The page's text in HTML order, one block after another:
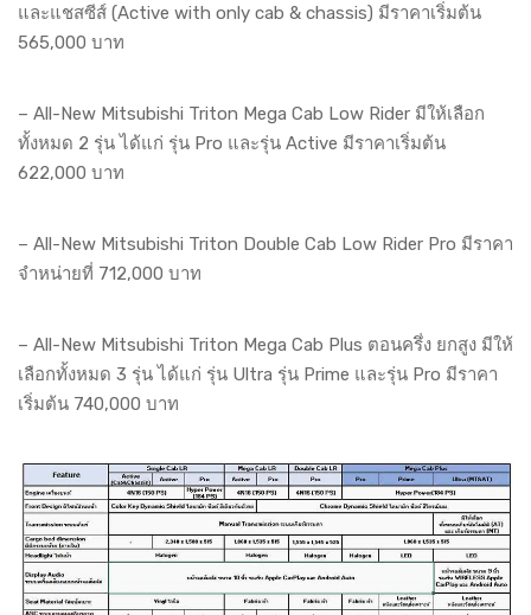
และแชสซีส์ (Active with only cab & chassis) มีราคาเริ่มต้น
565,000 บาท
– All-New Mitsubishi Triton Mega Cab Low Rider มีให้เลือก
ทั้งหมด 2 รุ่น ได้แก่ รุ่น Pro และรุ่น Active มีราคาเริ่มต้น
622,000 บาท
– All-New Mitsubishi Triton Double Cab Low Rider Pro มีราคา
จำหน่ายที่ 712,000 บาท
– All-New Mitsubishi Triton Mega Cab Plus ตอนครึ่ง ยกสูง มีให้
เลือกทั้งหมด 3 รุ่น ได้แก่ รุ่น Ultra รุ่น Prime และรุ่น Pro มีราคา
เริ่มต้น 740,000 บาท